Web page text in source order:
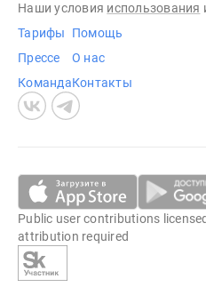
Наши условия использования
Тарифы
Прессе
Команда
Помощь
О нас
Контакты
Public user contributions
attribution required